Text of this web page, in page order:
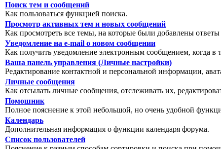
Поиск тем и сообщений
Как пользоваться функцией поиска.
Просмотр активных тем и новых сообщений
Как просмотреть все темы, на которые были добавлены
Уведомление на е-mail о новом сообщении
Как получить уведомление электронным сообщением, когда в
Ваша панель управления (Личные настройки)
Редактирование контактной и персональной информации,
Личные сообщения
Как отсылать личные сообщения, отслеживать их,
Помошник
Полное пояснение к этой небольшой, но очень удобной
Календарь
Дополнительная информация о функции календаря форума.
Список пользователей